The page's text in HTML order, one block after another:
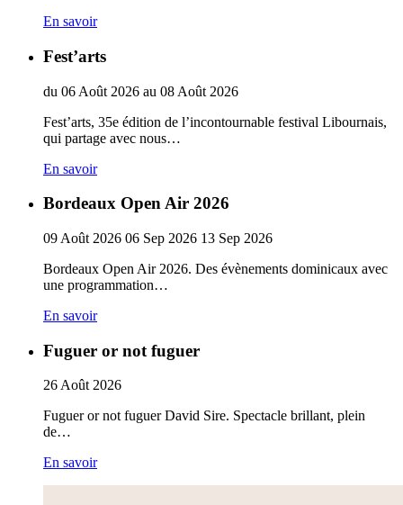
En savoir
Fest’arts
du 06 Août 2026 au 08 Août 2026
Fest’arts, 35e édition de l’incontournable festival Libournais,
qui partage avec nous…
En savoir
Bordeaux Open Air 2026
09 Août 2026 06 Sep 2026 13 Sep 2026
Bordeaux Open Air 2026. Des évènements dominicaux avec
une programmation…
En savoir
Fuguer or not fuguer
26Août 2026
Fuguer or not fuguer David Sire. Spectacle brillant, plein
de…
En savoir